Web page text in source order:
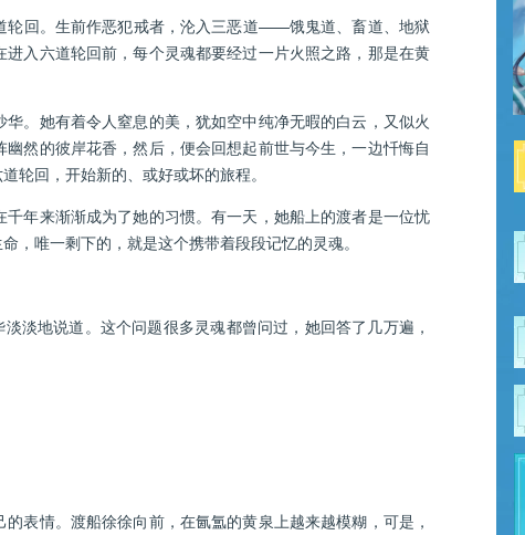
回。生前作恶犯戒者，沦入三恶道——饿鬼道、畜道、地狱
入六道轮回前，每个灵魂都要经过一片火照之路，那是在黄
她有着令人窒息的美，犹如空中纯净无暇的白云，又似火
然的彼岸花香，然后，便会回想起前世与今生，一边忏悔自
轮回，开始新的、或好或坏的旅程。
年来渐渐成为了她的习惯。有一天，她船上的渡者是一位忧
，唯一剩下的，就是这个携带着段段记忆的灵魂。
地说道。这个问题很多灵魂都曾问过，她回答了几万遍，
情。渡船徐徐向前，在氤氲的黄泉上越来越模糊，可是，